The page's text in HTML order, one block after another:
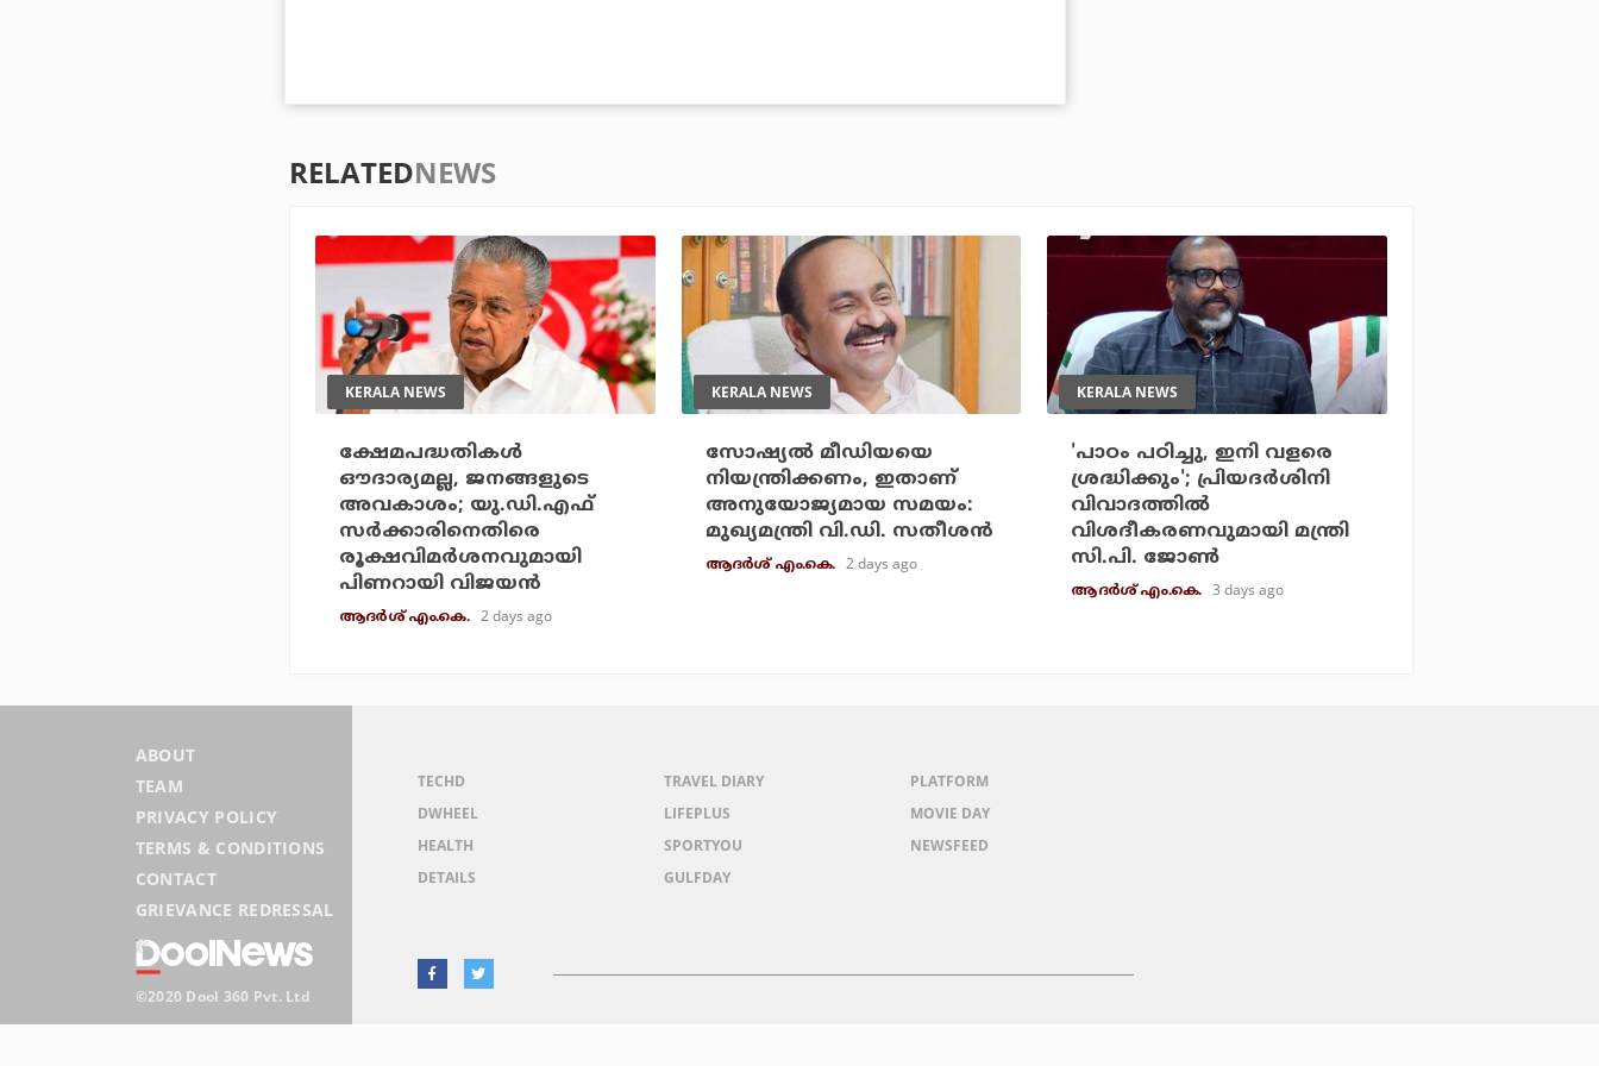
RELATEDNEWS
KERALA NEWS
ക്ഷേമപദ്ധതികള്‍
ഔദാര്യമല്ല, ജനങ്ങളുടെ
അവകാശം; യു.ഡി.എഫ്
സര്‍ക്കാരിനെതിരെ
രൂക്ഷവിമര്‍ശനവുമായി
പിണറായി വിജയന്‍
ആദർശ് എം.കെ. 2 days ago
KERALA NEWS
സോഷ്യല്‍ മീഡിയയെ
നിയന്ത്രിക്കണം, ഇതാണ്
അനുയോജ്യമായ സമയം:
മുഖ്യമന്ത്രി വി.ഡി. സതീശന്‍
ആദർശ് എം.കെ. 2 days ago
KERALA NEWS
'പാഠം പഠിച്ചു, ഇനി വളരെ
ശ്രദ്ധിക്കും'; പ്രിയദര്‍ശിനി
വിവാദത്തില്‍
വിശദീകരണവുമായി മന്ത്രി
സി.പി. ജോണ്‍
ആദർശ് എം.കെ. 3 days ago
ABOUT
TEAM
PRIVACY POLICY
TERMS & CONDITIONS
CONTACT
GRIEVANCE REDRESSAL
©2020 Dool 360 Pvt. Ltd
TECHD
DWHEEL
HEALTH
DETAILS
TRAVEL DIARY
LIFEPLUS
SPORTYOU
GULFDAY
PLATFORM
MOVIE DAY
NEWSFEED